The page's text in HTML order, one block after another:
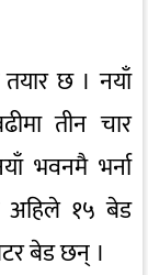
छ । नयाँ
तीन चार
भवनमै भर्ना
अहिले १५ बेड
बेड छन् ।